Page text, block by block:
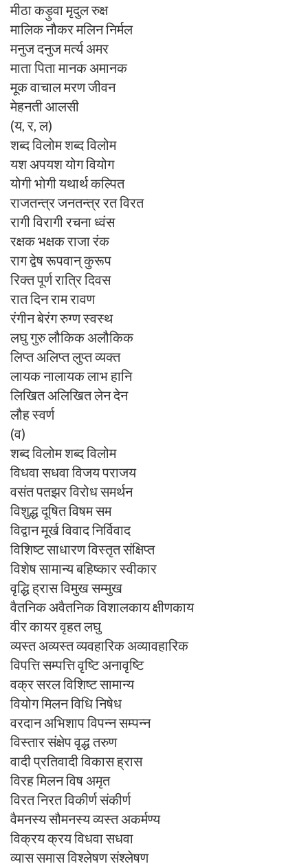
मीठा कड़ुवा मृदुल रुक्ष
मालिक नौकर मलिन निर्मल
मनुज दनुज मर्त्य अमर
माता पिता मानक अमानक
मूक वाचाल मरण जीवन
मेहनती आलसी
(य, र, ल)
शब्द विलोम शब्द विलोम
यश अपयश योग वियोग
योगी भोगी यथार्थ कल्पित
राजतन्त्र जनतन्त्र रत विरत
रागी विरागी रचना ध्वंस
रक्षक भक्षक राजा रंक
राग द्वेष रूपवान् कुरूप
रिक्त पूर्ण रात्रि दिवस
रात दिन राम रावण
रंगीन बेरंग रुग्ण स्वस्थ
लघु गुरु लौकिक अलौकिक
लिप्त अलिप्त लुप्त व्यक्त
लायक नालायक लाभ हानि
लिखित अलिखित लेन देन
लौह स्वर्ण
(व)
शब्द विलोम शब्द विलोम
विधवा सधवा विजय पराजय
वसंत पतझर विरोध समर्थन
विशुद्ध दूषित विषम सम
विद्वान मूर्ख विवाद निर्विवाद
विशिष्ट साधारण विस्तृत संक्षिप्त
विशेष सामान्य बहिष्कार स्वीकार
वृद्धि ह्रास विमुख सम्मुख
वैतनिक अवैतनिक विशालकाय क्षीणकाय
वीर कायर वृहत लघु
व्यस्त अव्यस्त व्यवहारिक अव्यावहारिक
विपत्ति सम्पत्ति वृष्टि अनावृष्टि
वक्र सरल विशिष्ट सामान्य
वियोग मिलन विधि निषेध
वरदान अभिशाप विपन्न सम्पन्न
विस्तार संक्षेप वृद्ध तरुण
वादी प्रतिवादी विकास ह्रास
विरह मिलन विष अमृत
विरत निरत विकीर्ण संकीर्ण
वैमनस्य सौमनस्य व्यस्त अकर्मण्य
विक्रय क्रय विधवा सधवा
व्यास समास विश्लेषण संश्लेषण